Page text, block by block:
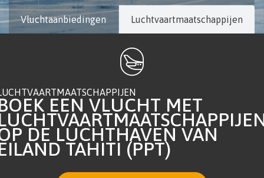
Vluchtaanbiedingen Luchtvaartmaatschappijen
LUCHTVAARTMAATSCHAPPIJEN
EEN VLUCHT MET
DE LUCHTHAVEN VAN
TAHITI (PPT)